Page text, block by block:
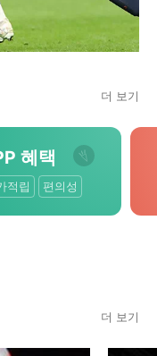
더 보기
혜택
적립 편의성
더 보기